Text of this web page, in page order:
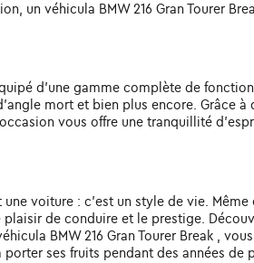
un véhicula BMW 216 Gran Tourer
d'une gamme complète de
mort et bien plus encore. Grâce à
vous offre une tranquillité
voiture : c'est un style de vie. Même
plaisir de conduire et le prestige.
BMW 216 Gran Tourer Break ,
ses fruits pendant des années de